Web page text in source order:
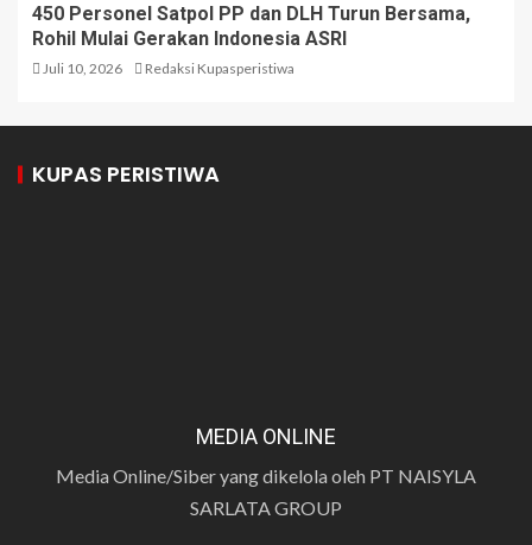
450 Personel Satpol PP dan DLH Turun Bersama,
Rohil Mulai Gerakan Indonesia ASRI
Juli 10, 2026 Redaksi Kupasperistiwa
KUPAS PERISTIWA
MEDIA ONLINE
Media Online/Siber yang dikelola oleh PT NAISYLA
SARLATA GROUP